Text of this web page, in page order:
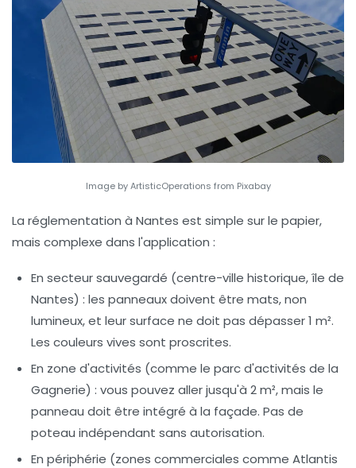
Image by ArtisticOperations from Pixabay
La réglementation à Nantes est simple sur le papier,
mais complexe dans l'application :
En secteur sauvegardé (centre-ville historique, île de
Nantes) : les panneaux doivent être mats, non
lumineux, et leur surface ne doit pas dépasser 1 m².
Les couleurs vives sont proscrites.
En zone d'activités (comme le parc d'activités de la
Gagnerie) : vous pouvez aller jusqu'à 2 m², mais le
panneau doit être intégré à la façade. Pas de
poteau indépendant sans autorisation.
En périphérie (zones commerciales comme Atlantis